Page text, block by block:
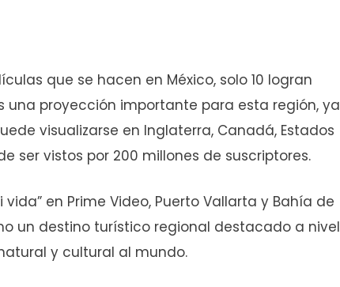
que se hacen en México, solo 10 logran
una proyección importante para esta región, ya
visualizarse en Inglaterra, Canadá, Estados
ser vistos por 200 millones de suscriptores.
en Prime Video, Puerto Vallarta y Bahía de
un destino turístico regional destacado a nivel
y cultural al mundo.